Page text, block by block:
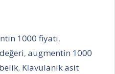
1000 fiyatı,
, augmentin 1000
, Klavulanik asit